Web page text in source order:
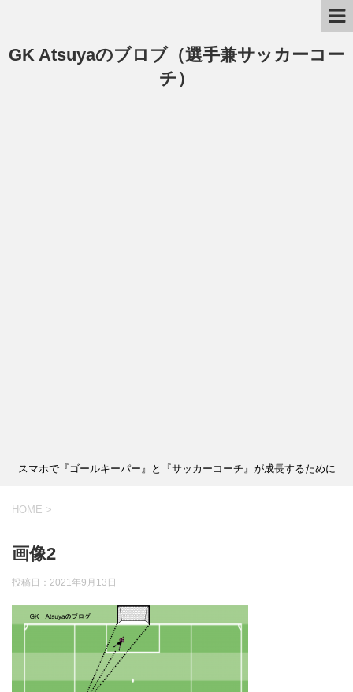
GK Atsuyaのブロブ（選手兼サッカーコー
チ）
スマホで『ゴールキーパー』と『サッカーコーチ』が成長するために
HOME >
画像2
投稿日： 2021年9月13日